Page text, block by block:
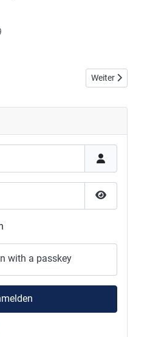
Mannschaft auf dem Treppchen
Nächster
Weiter
Show
with a passkey